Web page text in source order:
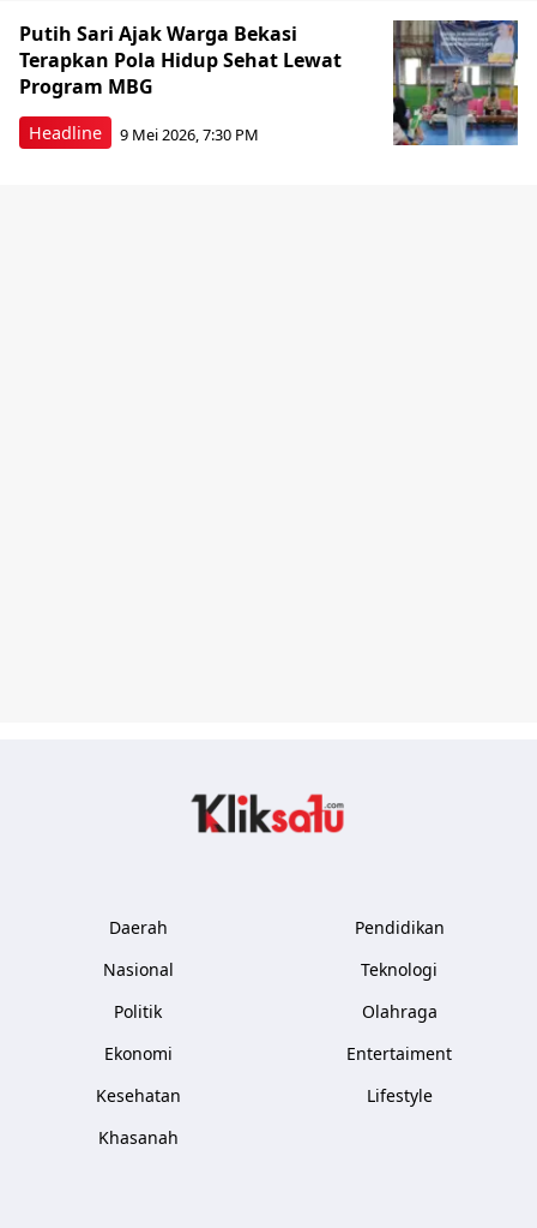
Headline
Putih Sari Ajak Warga Bekasi
Terapkan Pola Hidup Sehat Lewat
Program MBG
9 Mei 2026, 7:30 PM
Daerah
Nasional
Politik
Ekonomi
Kesehatan
Khasanah
Pendidikan
Teknologi
Olahraga
Entertaiment
Lifestyle